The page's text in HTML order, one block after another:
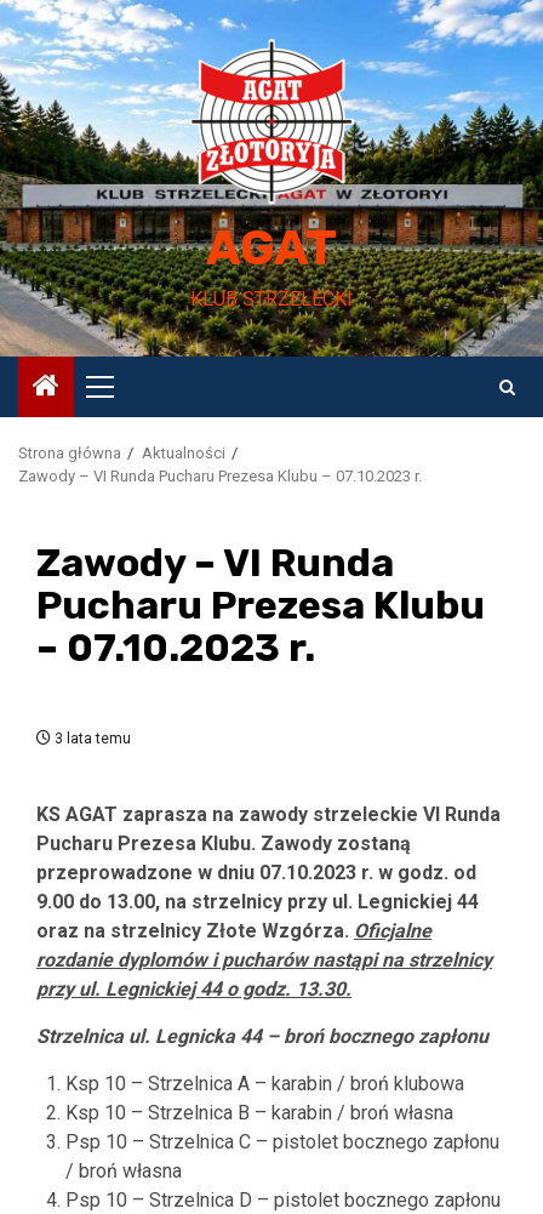
Przejdź
do
treści
AGAT
KLUB STRZELECKI
Menu
główne
Strona główna
Aktualności
Zawody – VI Runda Pucharu Prezesa Klubu – 07.10.2023 r.
Zawody – VI Runda
Pucharu Prezesa Klubu
– 07.10.2023 r.
3 lata temu
KS AGAT zaprasza na zawody strzeleckie VI Runda
Pucharu Prezesa Klubu. Zawody zostaną
przeprowadzone w dniu 07.10.2023 r. w godz. od
9.00 do 13.00, na strzelnicy przy ul. Legnickiej 44
oraz na strzelnicy Złote Wzgórza. Oficjalne
rozdanie dyplomów i pucharów nastąpi na strzelnicy
przy ul. Legnickiej 44 o godz. 13.30.
Strzelnica ul. Legnicka 44 – broń bocznego zapłonu
Ksp 10 – Strzelnica A – karabin / broń klubowa
Ksp 10 – Strzelnica B – karabin / broń własna
Psp 10 – Strzelnica C – pistolet bocznego zapłonu
/ broń własna
Psp 10 – Strzelnica D – pistolet bocznego zapłonu